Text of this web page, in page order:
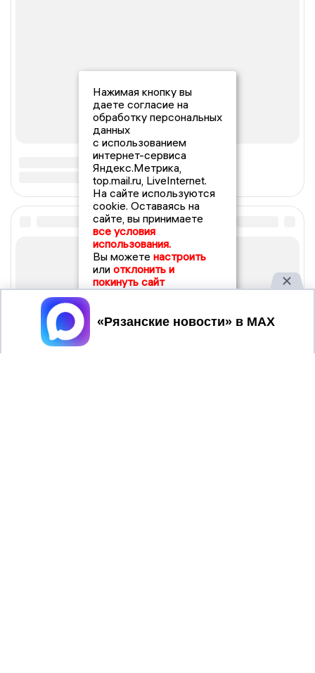
Нажимая кнопку вы
даете согласие на
обработку персональных
данных
с использованием
интернет-сервиса
Яндекс.Метрика,
top.mail.ru, LiveInternet.
На сайте используются
cookie. Оставаясь на
сайте, вы принимаете
все условия
использования.
Вы можете настроить
или отклонить и
покинуть сайт
Принять